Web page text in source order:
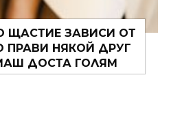
„ЛОШОТО
СПУКАНАТА ГУМА –
СТИГНЕШ МНОГО